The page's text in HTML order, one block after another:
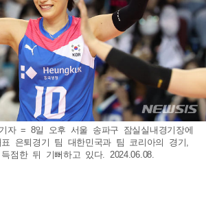
자 = 8일 오후 서울 송파구 잠실실내경기장에
은퇴경기 팀 대한민국과 팀 코리아의 경기,
점한 뒤 기뻐하고 있다. 2024.06.08.